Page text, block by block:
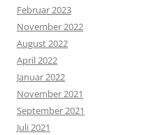
Februar 2023
November 2022
August 2022
April 2022
Januar 2022
November 2021
September 2021
Juli 2021